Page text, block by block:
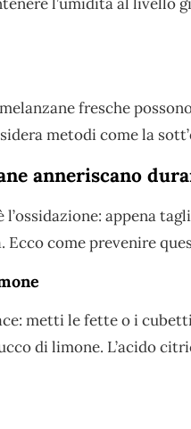
l’umidità al livello
fresche
metodi come la
anneriscano
appena
Ecco come prevenire
metti le fette o i
di limone. L’acido